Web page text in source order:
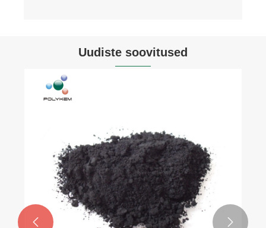
Uudiste soovitused
 